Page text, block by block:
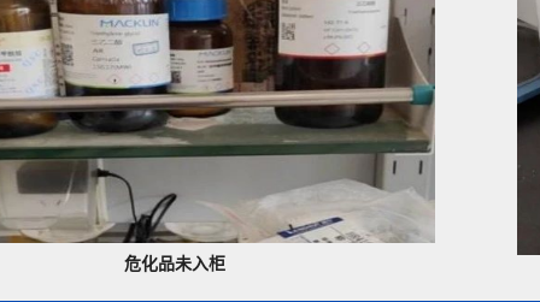
危化品未入柜